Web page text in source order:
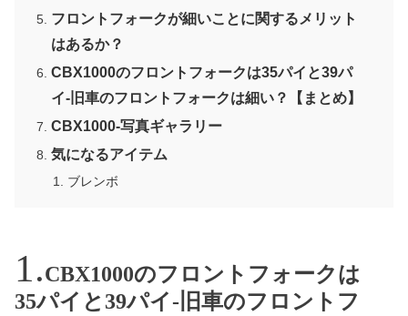
フロントフォークが細いことに関するメリット
はあるか？
CBX1000のフロントフォークは35パイと39パ
イ-旧車のフロントフォークは細い？【まとめ】
CBX1000-写真ギャラリー
気になるアイテム
ブレンボ
CBX1000のフロントフォークは
35パイと39パイ-旧車のフロントフ